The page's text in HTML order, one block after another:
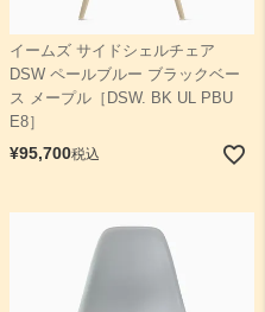
イームズ サイドシェルチェア
DSW ペールブルー ブラックベー
ス メープル［DSW. BK UL PBU
E8］
¥95,700税込